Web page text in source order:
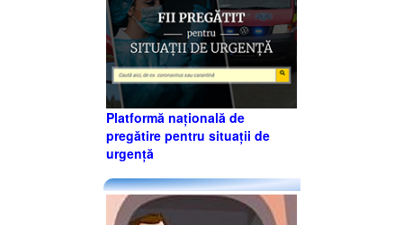
Platformă națională de
pregătire pentru situații de
urgență